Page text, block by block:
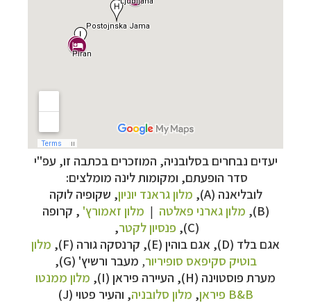
יעדים נבחרים בסלובניה, המוזכרים בכתבה זו, עפ"י
סדר הופעתם, ומקומות לינה מומלצים:
לובליאנה (
A
), מלון גראנד יוניון, שקופיה לוקה
(
B
), מלון גארני פאלטה | מלון זאמורץ' , קרופה
(
C
), פנסיון לקטר,
אגם בלד (D), אגם בוהין (E),
קרנסקה גורה (F
), מלון
בוטיק סקיפאס סופיריור, מעבר ורשיץ' (G
),
מערת פוסטוינה (H), העיירה פיראן (I
), מלון ממנטו
B&B פיראן
, מלון סלובניה, והעיר פטוי (J
)
תכנוןטיולים למדינות אירופה
לחצו לרשימת היעדים »
תכנוןטיולים לצפון אמריקה
לחצו לרשימת היעדים »
קרוזים והפלגות נופש
לחצו לרשימת היעדים »